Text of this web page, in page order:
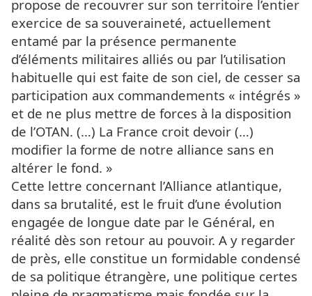
propose de recouvrer sur son territoire l’entier
exercice de sa souveraineté, actuellement
entamé par la présence permanente
d’éléments militaires alliés ou par l’utilisation
habituelle qui est faite de son ciel, de cesser sa
participation aux commandements « intégrés »
et de ne plus mettre de forces à la disposition
de l’OTAN. (…) La France croit devoir (…)
modifier la forme de notre alliance sans en
altérer le fond. »
Cette lettre concernant l’Alliance atlantique,
dans sa brutalité, est le fruit d’une évolution
engagée de longue date par le Général, en
réalité dès son retour au pouvoir. A y regarder
de près, elle constitue un formidable condensé
de sa politique étrangère, une politique certes